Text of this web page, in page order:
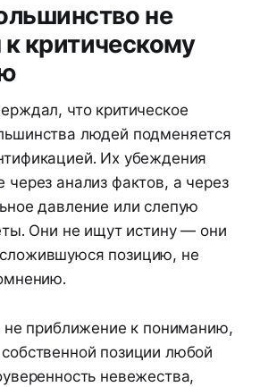
не
критическому
что критическое
людей подменяется
Их убеждения
анализ фактов, а через
давление или слепую
Они не ищут истину — они
позицию, не
не приближение к пониманию,
позиции любой
невежества,